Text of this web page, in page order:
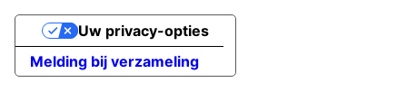
Melding bij verzameling
Uw privacy-opties